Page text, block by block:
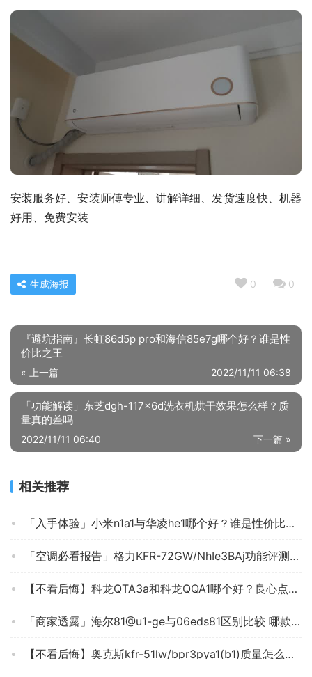
安装服务好、安装师傅专业、讲解详细、发货速度快、机器
好用、免费安装
0 0
生成海报
『避坑指南』长虹86d5p pro和海信85e7g哪个好？谁是性
价比之王
« 上一篇 2022/11/11 06:38
「功能解读」东芝dgh-117x6d洗衣机烘干效果怎么样？质
量真的差吗
下一篇 »
2022/11/11 06:40
相关推荐
「入手体验」小米n1a1与华凌he1哪个好？谁是性价比之王
「空调必看报告」格力KFR-72GW/NhIe3BAj功能评测结果，看看买家怎么样评价的
【不看后悔】科龙QTA3a和科龙QQA1哪个好？良心点评配置区别
「商家透露」海尔81@u1-ge与06eds81区别比较 哪款好？这样选不盲目
【不看后悔】奥克斯kfr-51lw/bpr3pya1(b1)质量怎么样？一定要了解的评测情况